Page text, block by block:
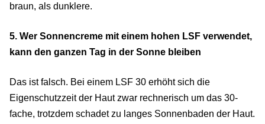
braun, als dunklere.
5. Wer Sonnencreme mit einem hohen LSF verwendet,
kann den ganzen Tag in der Sonne bleiben
Das ist falsch. Bei einem LSF 30 erhöht sich die
Eigenschutzzeit der Haut zwar rechnerisch um das 30-
fache, trotzdem schadet zu langes Sonnenbaden der Haut.